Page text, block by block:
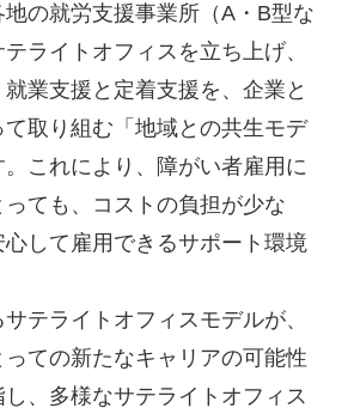
の就労支援事業所（A・B型な
ライトオフィスを立ち上げ、
業支援と定着支援を、企業と
取り組む「地域との共生モデ
これにより、障がい者雇用に
ても、コストの負担が少な
心して雇用できるサポート環境
テライトオフィスモデルが、
ての新たなキャリアの可能性
、多様なサテライトオフィス